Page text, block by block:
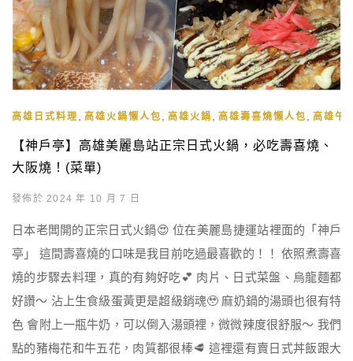
高雄日式料理 高雄火鍋懶人包 高雄火鍋 高雄壽喜燒懶人包 高雄午
【神戶亭】高雄美麗島站正宗日式火鍋，必吃壽喜燒、
大阪燒！(菜單)
發佈於 2024 年 10 月 7 日
日本老闆開的正宗日式火鍋😍 位在美麗島捷運站裡面的「神戶
亭」 這間壽喜燒的口味是我目前吃過最喜歡的！！ 依照煮壽喜
燒的步驟去料理，真的有夠好吃💕 肉片、日式菜盤、烏龍麵都
好讚～ 沾上生食級蛋黃更是超級銷魂🥹 麻奶鍋的湯頭也很有特
色 會附上一瓶牛奶，可以倒入湯頭裡，微微辣度很舒服～ 我們
點的豬梅花和牛五花，肉質都很棒🥩 這裡還有賣日式丼飯跟大